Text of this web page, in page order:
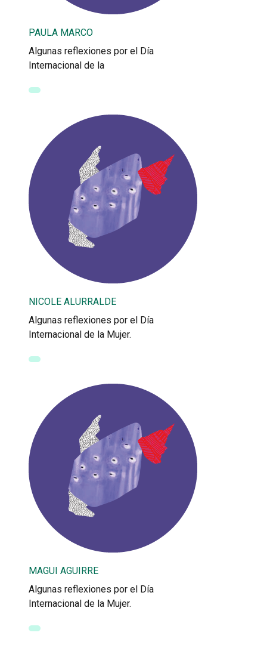
PAULA MARCO
Algunas reflexiones por el Día
Internacional de la
NICOLE ALURRALDE
Algunas reflexiones por el Día
Internacional de la Mujer.
MAGUI AGUIRRE
Algunas reflexiones por el Día
Internacional de la Mujer.